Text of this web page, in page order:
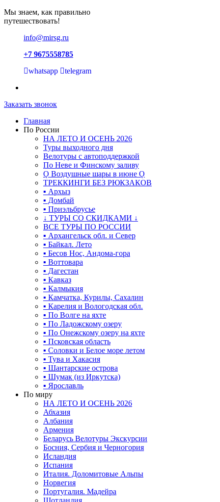
Мы знаем, как правильно
путешествовать!
info@mirsg.ru
+7 9675558785
whatsapp
telegram
Заказать звонок
Главная
По России
НА ЛЕТО И ОСЕНЬ 2026
Туры выходного дня
Велотуры с автоподдержкой
По Неве и Финскому заливу
Ǫ Воздушные шары в июне Ǫ
ТРЕККИНГИ БЕЗ РЮКЗАКОВ
▪ Архыз
▪ Домбай
▪ Приэльбрусье
↓ ТУРЫ СО СКИДКАМИ ↓
ВСЕ ТУРЫ ПО РОССИИ
▪ Архангельск обл. и Север
▪ Байкал. Лето
▪ Бесов Нос, Андома-гора
▪ Воттовара
▪ Дагестан
▪ Кавказ
▪ Калмыкия
▪ Камчатка, Курилы, Сахалин
▪ Карелия и Вологодская обл.
▪ По Волге на яхте
▪ По Ладожскому озеру
▪ По Онежскому озеру на яхте
▪ Псковская область
▪ Соловки и Белое море летом
▪ Тува и Хакасия
▪ Шантарские острова
▪ Шумак (из Иркутска)
▪ Ярославль
По миру
НА ЛЕТО И ОСЕНЬ 2026
Абхазия
Албания
Армения
Беларусь Велотуры Экскурсии
Босния, Сербия и Черногория
Исландия
Испания
Италия. Доломитовые Альпы
Норвегия
Португалия. Мадейра
Шотландия